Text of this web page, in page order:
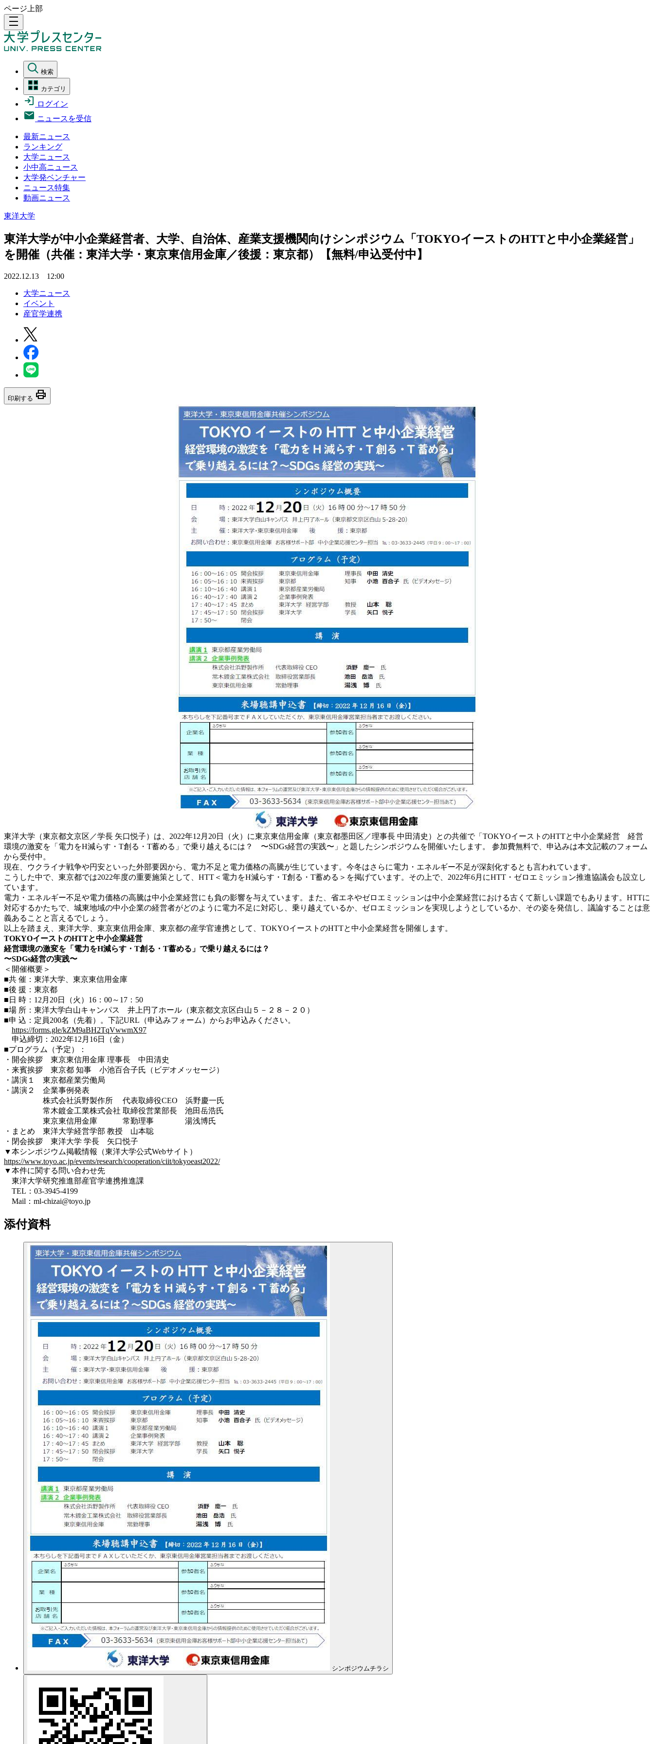
ページ上部
density_medium
検索
カテゴリ
ログイン
ニュースを受信
最新ニュース
ランキング
大学ニュース
小中高ニュース
大学発ベンチャー
ニュース特集
動画ニュース
東洋大学
東洋大学が中小企業経営者、大学、自治体、産業支援機関向けシンポジウム「TOKYOイーストのHTTと中小企業経営」
を開催（共催：東洋大学・東京東信用金庫／後援：東京都）【無料/申込受付中】
2022.12.13 12:00
大学ニュース
イベント
産官学連携
印刷する print
東洋大学（東京都文京区／学長 矢口悦子）は、2022年12月20日（火）に東京東信用金庫（東京都墨田区／理事長 中田清史）との共催で「TOKYOイーストのHTTと中小企業経営 経営
環境の激変を「電力をH減らす・T創る・T蓄める」で乗り越えるには？ 〜SDGs経営の実践〜」と題したシンポジウムを開催いたします。 参加費無料で、申込みは本文記載のフォーム
から受付中。
現在、ウクライナ戦争や円安といった外部要因から、電力不足と電力価格の高騰が生じています。今冬はさらに電力・エネルギー不足が深刻化するとも言われています。
こうした中で、東京都では2022年度の重要施策として、HTT＜電力をH減らす・T創る・T蓄める＞を掲げています。その上で、2022年6月にHTT・ゼロエミッション推進協議会も設立し
ています。
電力・エネルギー不足や電力価格の高騰は中小企業経営にも負の影響を与えています。また、省エネやゼロエミッションは中小企業経営における古くて新しい課題でもあります。HTTに
対応するかたちで、城東地域の中小企業の経営者がどのように電力不足に対応し、乗り越えているか、ゼロエミッションを実現しようとしているか、その姿を発信し、議論することは意
義あることと言えるでしょう。
以上を踏まえ、東洋大学、東京東信用金庫、東京都の産学官連携として、TOKYOイーストのHTTと中小企業経営を開催します。
TOKYOイーストのHTTと中小企業経営
経営環境の激変を「電力をH減らす・T創る・T蓄める」で乗り越えるには？
〜SDGs経営の実践〜
＜開催概要＞
■共 催：東洋大学、東京東信用金庫
■後 援：東京都
■日 時：12月20日（火）16：00～17：50
■場 所：東洋大学白山キャンパス 井上円了ホール（東京都文京区白山５－２８－２０）
■申 込：定員200名（先着）。下記URL（申込みフォーム）からお申込みください。
https://forms.gle/kZM9aBH2TqVwwmX97
申込締切：2022年12月16日（金）
■プログラム（予定）：
・開会挨拶 東京東信用金庫 理事長 中田清史
・来賓挨拶 東京都 知事 小池百合子氏（ビデオメッセージ）
・講演１ 東京都産業労働局
・講演２ 企業事例発表
株式会社浜野製作所 代表取締役CEO 浜野慶一氏
常木鍍金工業株式会社 取締役営業部長 池田岳浩氏
東京東信用金庫 常勤理事 湯浅博氏
・まとめ 東洋大学経営学部 教授 山本聡
・閉会挨拶 東洋大学 学長 矢口悦子
▼本シンポジウム掲載情報（東洋大学公式Webサイト）
https://www.toyo.ac.jp/events/research/cooperation/ciit/tokyoeast2022/
▼本件に関する問い合わせ先
東洋大学研究推進部産官学連携推進課
TEL：03-3945-4199
Mail：ml-chizai@toyo.jp
添付資料
シンポジウムチラシ